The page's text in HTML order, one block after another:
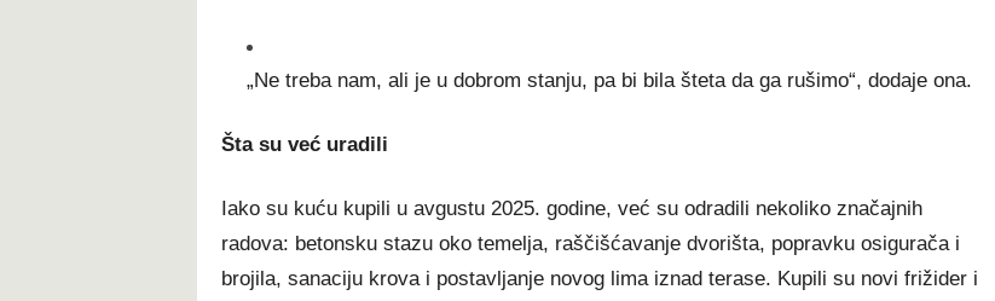
„Ne treba nam, ali je u dobrom stanju, pa bi bila šteta da ga rušimo“, dodaje ona.
Šta su već uradili
Iako su kuću kupili u avgustu 2025. godine, već su odradili nekoliko značajnih
radova: betonsku stazu oko temelja, raščišćavanje dvorišta, popravku osigurača i
brojila, sanaciju krova i postavljanje novog lima iznad terase. Kupili su novi frižider i